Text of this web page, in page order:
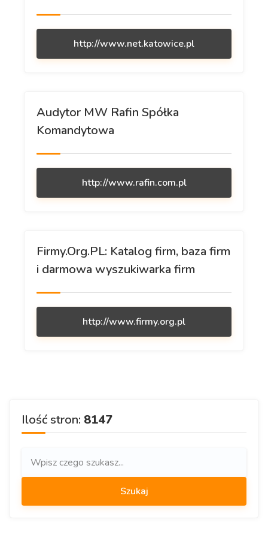
http://www.net.katowice.pl
Audytor MW Rafin Spółka
Komandytowa
http://www.rafin.com.pl
Firmy.Org.PL: Katalog firm, baza firm
i darmowa wyszukiwarka firm
http://www.firmy.org.pl
Ilość stron: 8147